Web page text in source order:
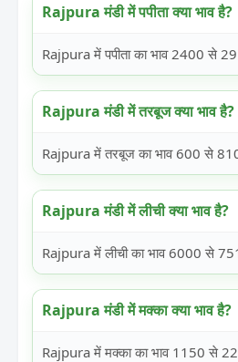
Rajpura मंडी में पपीता क्या भाव है?
Rajpura में पपीता का भाव 2400 से
Rajpura मंडी में तरबूज क्या भाव है?
Rajpura में तरबूज का भाव 600 से
Rajpura मंडी में लीची क्या भाव है?
Rajpura में लीची का भाव 6000 से
Rajpura मंडी में मक्का क्या भाव है?
Rajpura में मक्का का भाव 1150 से